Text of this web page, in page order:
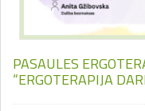
PASAULES
“ERGOTERAPIJA